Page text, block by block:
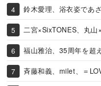
鈴木愛理、浴衣姿であ
二宮×SixTONES、丸山
福山雅治、35周年を超
斉藤和義、milet、＝